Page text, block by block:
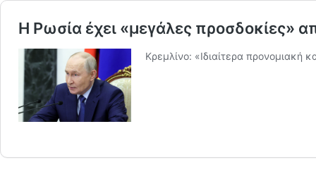
Η Ρωσία έχει «μεγάλες προσδοκίες»
Κρεμλίνο: «Ιδιαίτερα προνομιακή